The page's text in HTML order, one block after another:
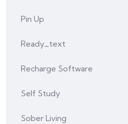
Pin Up
Ready_text
Recharge Software
Self Study
Sober Living